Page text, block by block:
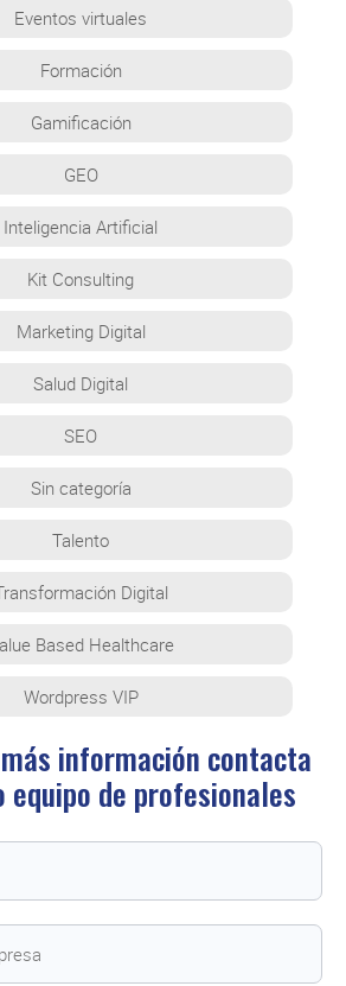
Eventos virtuales
Formación
Gamificación
GEO
Inteligencia Artificial
Kit Consulting
Marketing Digital
Salud Digital
SEO
Sin categoría
Talento
Digital
Based Healthcare
Wordpress VIP
información contacta
equipo de profesionales